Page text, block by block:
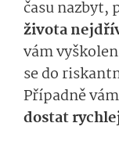
času nazbyt,
života
vám
se do
Případně vám
dostat